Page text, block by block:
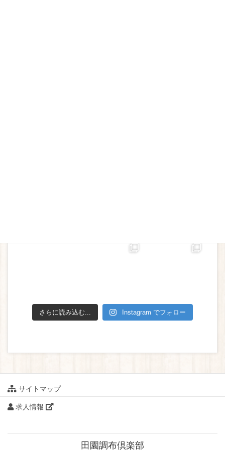
さらに読み込む... Instagram でフォロー
サイトマップ
求人情報
田園調布倶楽部